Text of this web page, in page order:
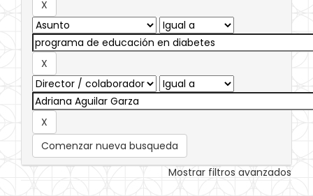
Comenzar nueva busqueda
Mostrar filtros avanzados